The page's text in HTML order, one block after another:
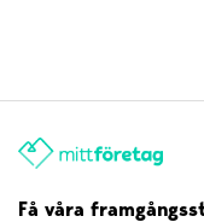
Få våra